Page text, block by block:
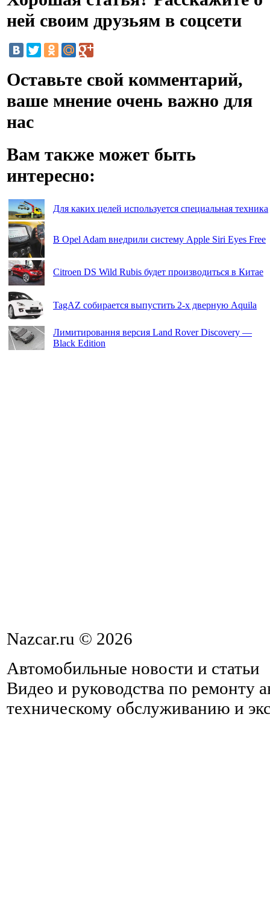
ней своим друзьям в соцсети
Оставьте свой комментарий,
ваше мнение очень важно для
нас
Вам также может быть
интересно:
Для каких целей используется специальная техника
В Opel Adam внедрили систему Apple Siri Eyes Free
Citroen DS Wild Rubis будет производиться в Китае
TagAZ собирается выпустить 2-х дверную Aquila
Лимитировання версия Land Rover Discovery —
Black Edition
Nazcar.ru © 2026
Автомобильные новости и статьи
Видео и руководства по ремонту
техническому обслуживанию и